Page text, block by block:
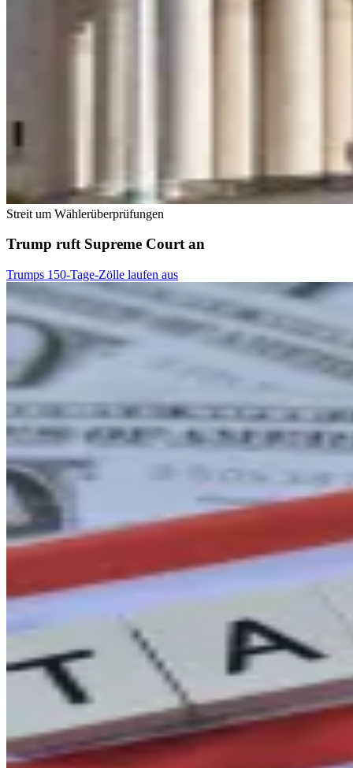
Streit um Wählerüberprüfungen
Trump ruft Supreme Court an
Trumps 150-Tage-Zölle laufen aus